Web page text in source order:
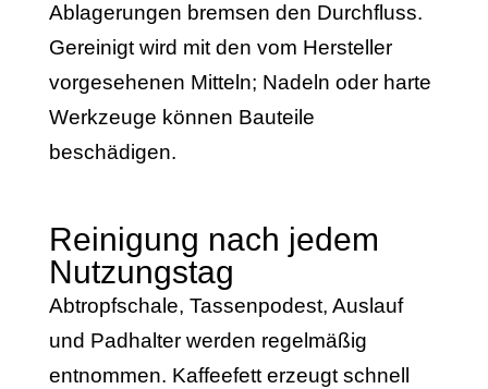
Ablagerungen bremsen den Durchfluss.
Gereinigt wird mit den vom Hersteller
vorgesehenen Mitteln; Nadeln oder harte
Werkzeuge können Bauteile
beschädigen.
Reinigung nach jedem
Nutzungstag
Abtropfschale, Tassenpodest, Auslauf
und Padhalter werden regelmäßig
entnommen. Kaffeefett erzeugt schnell